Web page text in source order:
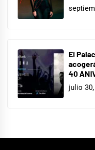
El
40
julio